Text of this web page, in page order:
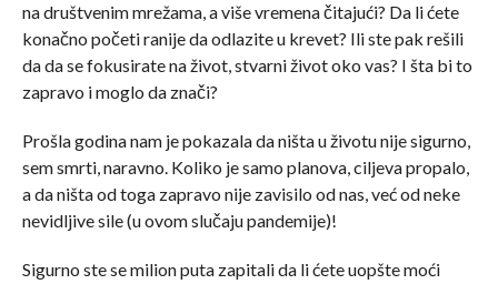
na društvenim mrežama, a više vremena čitajući? Da li ćete
konačno početi ranije da odlazite u krevet? Ili ste pak rešili
da da se fokusirate na život, stvarni život oko vas? I šta bi to
zapravo i moglo da znači?
Prošla godina nam je pokazala da ništa u životu nije sigurno,
sem smrti, naravno. Koliko je samo planova, ciljeva propalo,
a da ništa od toga zapravo nije zavisilo od nas, već od neke
nevidljive sile (u ovom slučaju pandemije)!
Sigurno ste se milion puta zapitali da li ćete uopšte moći